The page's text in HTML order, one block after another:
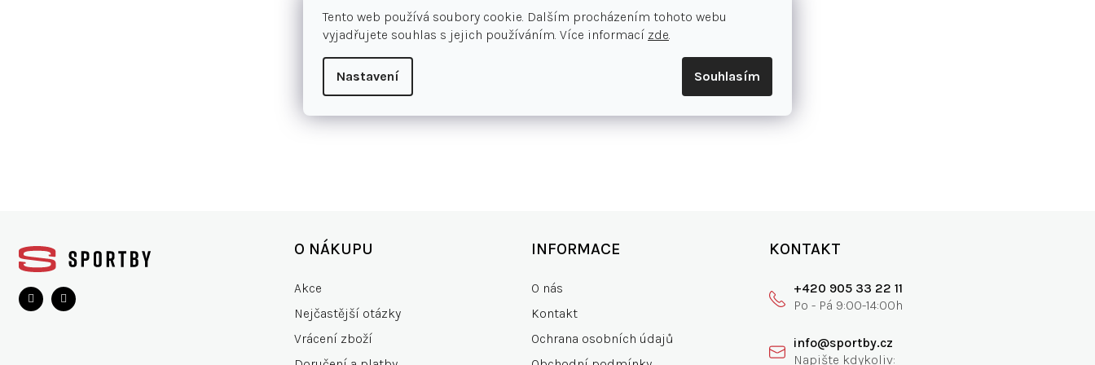
Tento web používá soubory cookie. Dalším procházením tohoto webu
vyjadřujete souhlas s jejich používáním. Více informací zde.
Nastavení Souhlasím
O NÁKUPU
Akce
Nejčastější otázky
Vrácení zboží
INFORMACE
O nás
Kontakt
Ochrana osobních údajů
KONTAKT
+420 905 33 22 11
info@sportby.cz